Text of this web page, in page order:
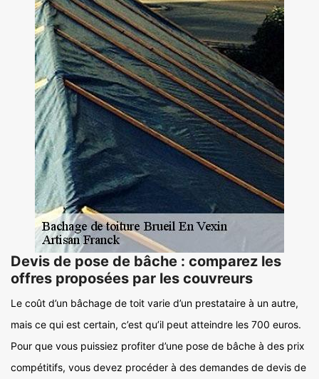
Devis de pose de bâche : comparez les
offres proposées par les couvreurs
Le coût d’un bâchage de toit varie d’un prestataire à un autre,
mais ce qui est certain, c’est qu’il peut atteindre les 700 euros.
Pour que vous puissiez profiter d’une pose de bâche à des prix
compétitifs, vous devez procéder à des demandes de devis de